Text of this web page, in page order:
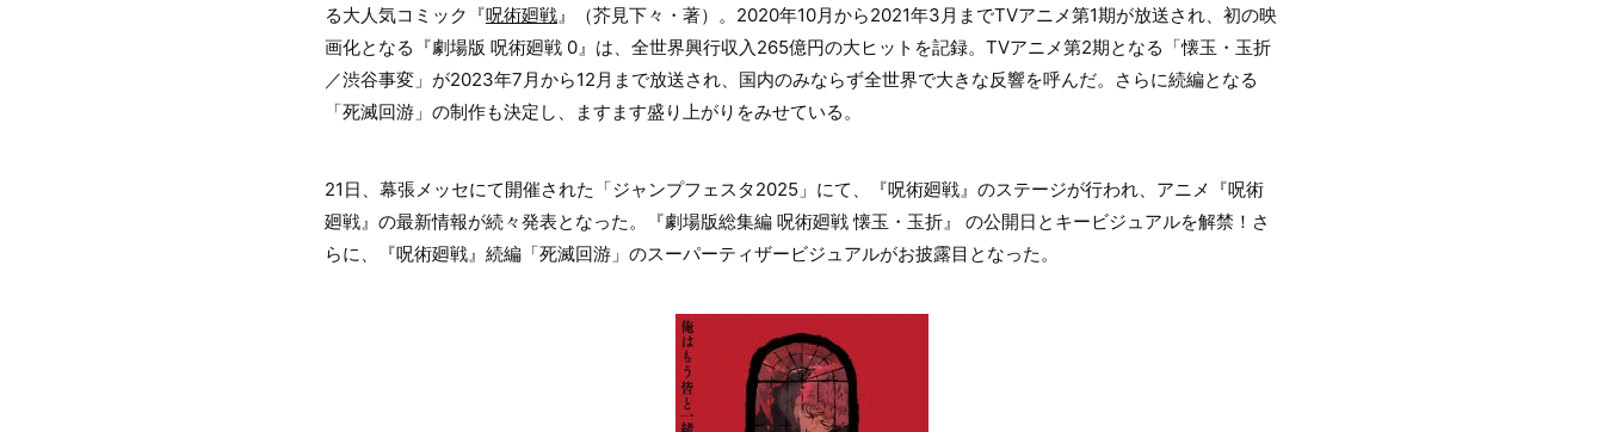
る大人気コミック『呪術廻戦』（芥見下々・著）。2020年10月から2021年3月までTVアニメ第1期が放送され、初の映
画化となる『劇場版 呪術廻戦 0』は、全世界興行収入265億円の大ヒットを記録。TVアニメ第2期となる「懐玉・玉折
／渋谷事変」が2023年7月から12月まで放送され、国内のみならず全世界で大きな反響を呼んだ。さらに続編となる
「死滅回游」の制作も決定し、ますます盛り上がりをみせている。
21日、幕張メッセにて開催された「ジャンプフェスタ2025」にて、『呪術廻戦』のステージが行われ、アニメ『呪術
廻戦』の最新情報が続々発表となった。『劇場版総集編 呪術廻戦 懐玉・玉折』 の公開日とキービジュアルを解禁！さ
らに、『呪術廻戦』続編「死滅回游」のスーパーティザービジュアルがお披露目となった。